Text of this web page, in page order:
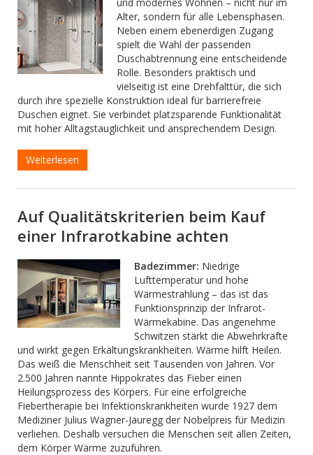
Alter, sondern für alle Lebensphasen.
Neben einem ebenerdigen Zugang
spielt die Wahl der passenden
Duschabtrennung eine entscheidende
Rolle. Besonders praktisch und
vielseitig ist eine Drehfalttür, die sich
durch ihre spezielle Konstruktion ideal für barrierefreie
Duschen eignet. Sie verbindet platzsparende Funktionalität
mit hoher Alltagstauglichkeit und ansprechendem Design.
Weiterlesen
Auf Qualitätskriterien beim Kauf
einer Infrarotkabine achten
Badezimmer: Niedrige
Lufttemperatur und hohe
Wärmestrahlung – das ist das
Funktionsprinzip der Infrarot-
Wärmekabine. Das angenehme
Schwitzen stärkt die Abwehrkräfte
und wirkt gegen Erkältungskrankheiten. Wärme hilft Heilen.
Das weiß die Menschheit seit Tausenden von Jahren. Vor
2.500 Jahren nannte Hippokrates das Fieber einen
Heilungsprozess des Körpers. Für eine erfolgreiche
Fiebertherapie bei Infektionskrankheiten wurde 1927 dem
Mediziner Julius Wagner-Jauregg der Nobelpreis für Medizin
verliehen. Deshalb versuchen die Menschen seit allen Zeiten,
dem Körper Wärme zuzuführen.